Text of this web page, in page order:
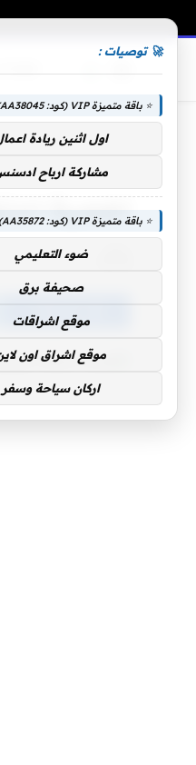
اهمية احتفالات
اهمية
بواسطة يناير 1, 2020
🚀 توصيات :
⭐ باقة متميزة VIP (كود: AA38045):
اول اثنين ريادة
مشاركة ارباح
⭐ باقة متميزة VIP (كود: AA35872):
ضوء التعليمي
صحيفة برق
موقع اشراقات
موقع اشراق اون
اركان سياحة وسفر